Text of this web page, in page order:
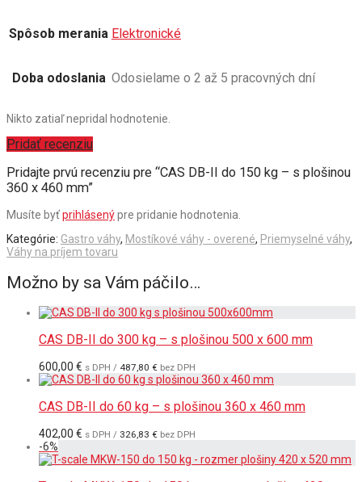
Spôsob merania Elektronické
Doba odoslania Odosielame o 2 až 5 pracovných dní
Nikto zatiaľ nepridal hodnotenie.
Pridať recenziu
Pridajte prvú recenziu pre “CAS DB-II do 150 kg – s plošinou
360 x 460 mm”
Musíte byťprihlásenýpre pridanie hodnotenia.
Kategórie: Gastro váhy, Mostíkové váhy - overené, Priemyselné váhy,
Váhy na príjem tovaru
Možno by sa Vám páčilo…
CAS DB-II do 300 kg – s plošinou 500 x 600 mm
600,00 € s DPH / 487,80 € bez DPH
CAS DB-II do 60 kg – s plošinou 360 x 460 mm
402,00 € s DPH / 326,83 € bez DPH
-6%